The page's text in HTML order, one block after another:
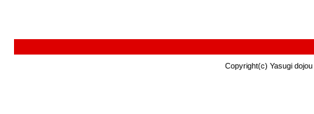
Copyright(c) Yasugi